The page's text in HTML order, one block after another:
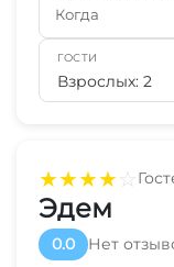
★★★★☆
Эдем
0.0 Нет
Когда
ГОСТИ
Взрослых: 2